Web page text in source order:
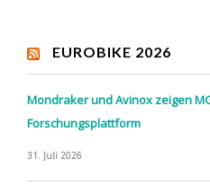
EUROBIKE 2026
Mondraker und Avinox zeigen
Forschungsplattform
31. Juli 2026